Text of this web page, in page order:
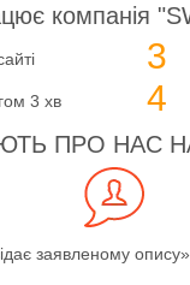
компанія
3
3 хв 4
ПРО НАС
заявленому опису».